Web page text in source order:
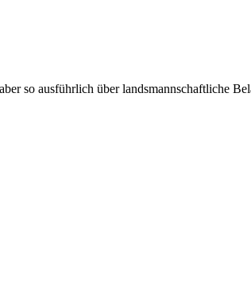
so ausführlich über landsmannschaftliche